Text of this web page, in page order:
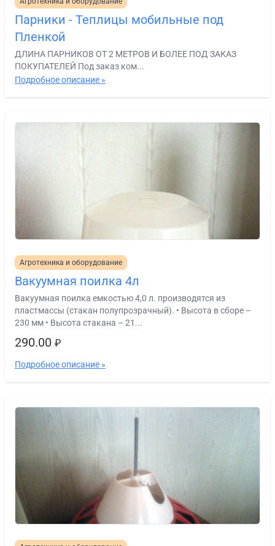
Парники - Теплицы мобильные под
Пленкой
ДЛИНА ПАРНИКОВ ОТ 2 МЕТРОВ И БОЛЕЕ ПОД ЗАКАЗ
ПОКУПАТЕЛЕЙ Под заказ ком...
Подробное описание »
Агротехника и оборудование
Вакуумная поилка 4л
Вакуумная поилка емкостью 4,0 л. производятся из
пластмассы (стакан полупрозрачный). • Высота в сборе –
230 мм • Высота стакана – 21...
290.00 ₽
Подробное описание »